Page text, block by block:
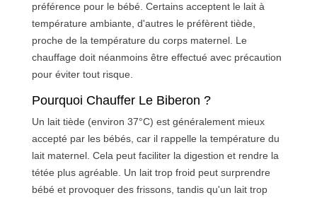
préférence pour le bébé. Certains acceptent le lait à
température ambiante, d'autres le préfèrent tiède,
proche de la température du corps maternel. Le
chauffage doit néanmoins être effectué avec précaution
pour éviter tout risque.
Pourquoi Chauffer Le Biberon ?
Un lait tiède (environ 37°C) est généralement mieux
accepté par les bébés, car il rappelle la température du
lait maternel. Cela peut faciliter la digestion et rendre la
tétée plus agréable. Un lait trop froid peut surprendre
bébé et provoquer des frissons, tandis qu'un lait trop